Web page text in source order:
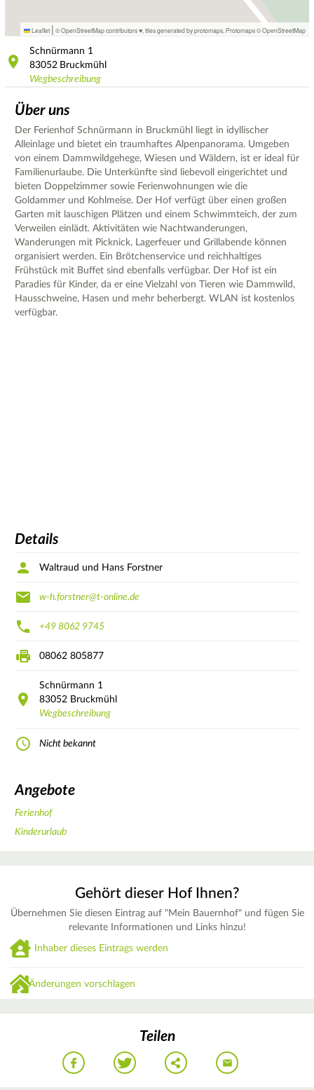
Leaflet | © OpenStreetMap contributors ♥, tiles generated by protomaps Protomaps©OpenStreetMap
Schnürmann 1
83052 Bruckmühl
Wegbeschreibung
Über uns
Der Ferienhof Schnürmann in Bruckmühl liegt in idyllischer
Alleinlage und bietet ein traumhaftes Alpenpanorama. Umgeben
von einem Dammwildgehege, Wiesen und Wäldern, ist er ideal für
Familienurlaube. Die Unterkünfte sind liebevoll eingerichtet und
bieten Doppelzimmer sowie Ferienwohnungen wie die
Goldammer und Kohlmeise. Der Hof verfügt über einen großen
Garten mit lauschigen Plätzen und einem Schwimmteich, der zum
Verweilen einlädt. Aktivitäten wie Nachtwanderungen,
Wanderungen mit Picknick, Lagerfeuer und Grillabende können
organisiert werden. Ein Brötchenservice und reichhaltiges
Frühstück mit Buffet sind ebenfalls verfügbar. Der Hof ist ein
Paradies für Kinder, da er eine Vielzahl von Tieren wie Dammwild,
Hausschweine, Hasen und mehr beherbergt. WLAN ist kostenlos
verfügbar.
Details
Waltraud und Hans Forstner
w-h.forstner@t-online.de
+49 8062 9745
08062 805877
Schnürmann 1
83052 Bruckmühl
Wegbeschreibung
Nicht bekannt
Angebote
Ferienhof
Kinderurlaub
Gehört dieser Hof Ihnen?
Übernehmen Sie diesen Eintrag auf "Mein Bauernhof" und fügen Sie
relevante Informationen und Links hinzu!
Inhaber dieses Eintrags werden
Änderungen vorschlagen
Teilen